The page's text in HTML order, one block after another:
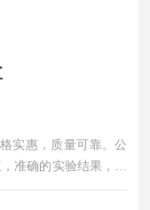
实惠，质量可靠。公
准确的实验结果，是
盒产品都可提供全程